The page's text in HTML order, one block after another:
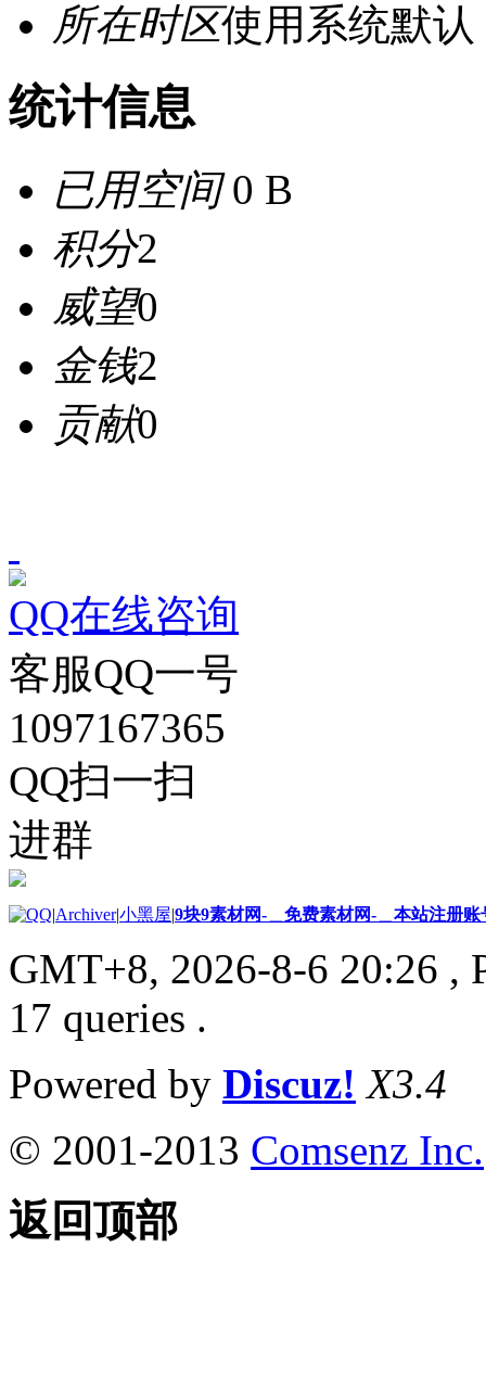
所在时区使用系统默认
统计信息
已用空间0 B
积分2
威望0
金钱2
贡献0
QQ在线咨询
客服QQ一号
1097167365
QQ扫一扫
进群
|Archiver|小黑屋|9块9素材网-＿免费素材网-＿本站注册账
GMT+8, 2026-8-6 20:26 ,
17 queries .
Powered by Discuz! X3.4
© 2001-2013 Comsenz Inc.
返回顶部